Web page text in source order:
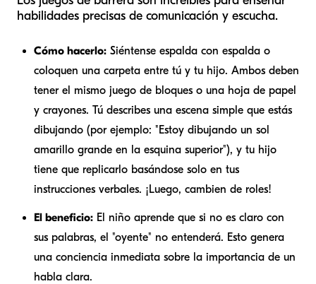
habilidades precisas de comunicación y escucha.
Cómo hacerlo: Siéntense espalda con espalda o
coloquen una carpeta entre tú y tu hijo. Ambos deben
tener el mismo juego de bloques o una hoja de papel
y crayones. Tú describes una escena simple que estás
dibujando (por ejemplo: "Estoy dibujando un sol
amarillo grande en la esquina superior"), y tu hijo
tiene que replicarlo basándose solo en tus
instrucciones verbales. ¡Luego, cambien de roles!
El beneficio: El niño aprende que si no es claro con
sus palabras, el "oyente" no entenderá. Esto genera
una conciencia inmediata sobre la importancia de un
habla clara.